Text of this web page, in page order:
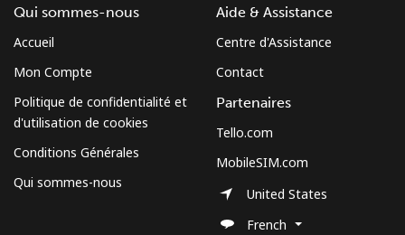
Qui sommes-nous
Accueil
Mon Compte
Politique de confidentialité et
d'utilisation de cookies
Conditions Générales
Qui sommes-nous
Aide & Assistance
Centre d'Assistance
Contact
Partenaires
Tello.com
MobileSIM.com
United States
French